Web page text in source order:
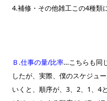
4.補修・その他雑工この4種類
Ｂ.仕事の量/比率…こちらも同
したが、実際、僕のスケジュ
いくと、順序が、3、2、1、4